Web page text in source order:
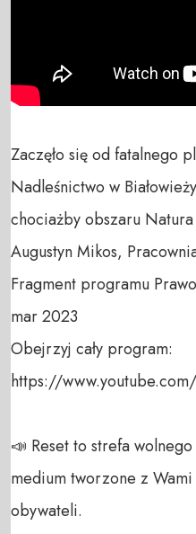
Zaczęło się od fatalnego
Nadleśnictwo w
chociażby obszaru
Augustyn Mikos,
Fragment programu
mar 2023
Obejrzyj cały program:
https://
📣 Reset to strefa
medium tworzone z
obywateli.